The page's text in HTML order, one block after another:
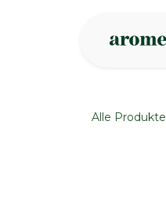
Alle Produkte